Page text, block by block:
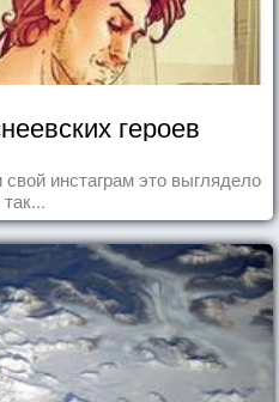
героев
инстаграм это выглядело